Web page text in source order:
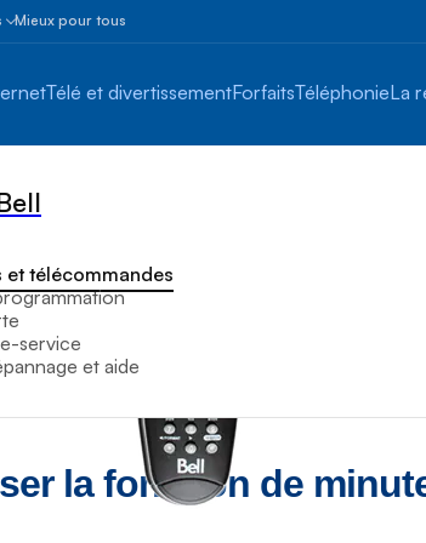
Mieux pour tous
Télé et divertissementForfaitsTéléphonieLa
et télécommandes
service
et aide
la fonction de